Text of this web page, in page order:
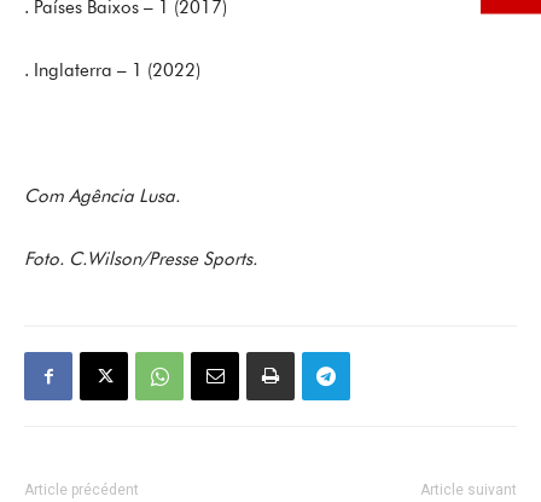
. Países Baixos – 1 (2017)
. Inglaterra – 1 (2022)
Com Agência Lusa.
Foto. C.Wilson/Presse Sports.
Article précédent Article suivant